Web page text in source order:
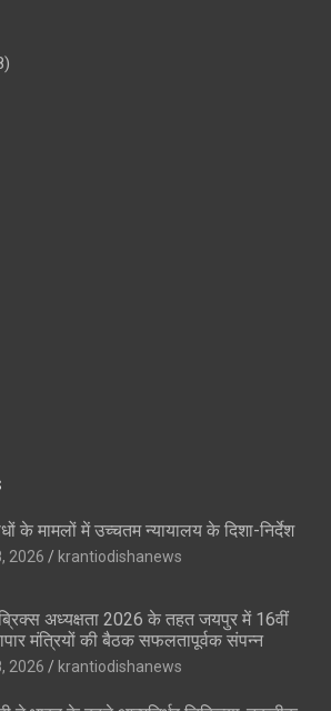
के मामलों में उच्चतम न्यायालय के दिशा-निर्देश
2026 krantiodishanews
अध्यक्षता 2026 के तहत जयपुर में 16वीं
मंत्रियों की बैठक सफलतापूर्वक संपन्न
2026 krantiodishanews